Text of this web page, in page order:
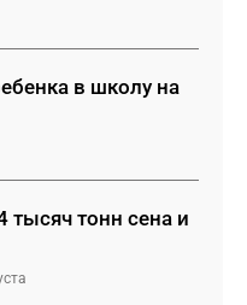
в школу на
тысяч тонн сена и